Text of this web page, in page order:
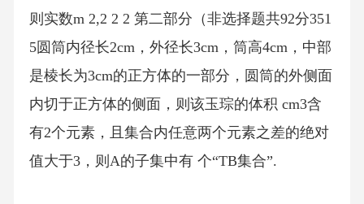
则实数m 2,2 2 2 第二部分（非选择题共92分351
5圆筒内径长2cm，外径长3cm，筒高4cm，中部
是棱长为3cm的正方体的一部分，圆筒的外侧面
内切于正方体的侧面，则该玉琮的体积 cm3含
有2个元素，且集合内任意两个元素之差的绝对
值大于3，则A的子集中有 个“TB集合”.